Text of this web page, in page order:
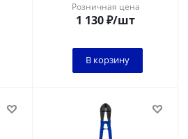
Розничная цена
1 130₽/шт
В корзину